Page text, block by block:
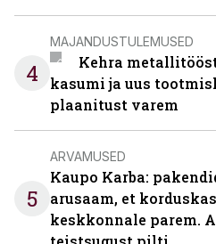
4
MAJANDUSTULEMUSED
Kehra
kasumi ja uus
plaanitust varem
5
ARVAMUSED
Kaupo Karba:
arusaam, et
keskkonnale parem.